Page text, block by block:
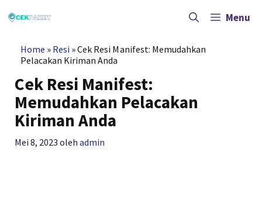
ke
Menu
Home » Resi »Cek Resi Manifest: Memudahkan
Pelacakan Kiriman Anda
Cek Resi Manifest:
Memudahkan Pelacakan
Kiriman Anda
Mei 8, 2023 olehadmin